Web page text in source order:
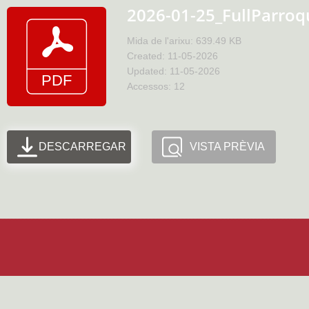
2026-01-
Mida de l'arixu: 639.49 KB
Created: 11-05-2026
Updated: 11-05-2026
Accessos: 12
DESCARREGAR VISTA PRÈVIA